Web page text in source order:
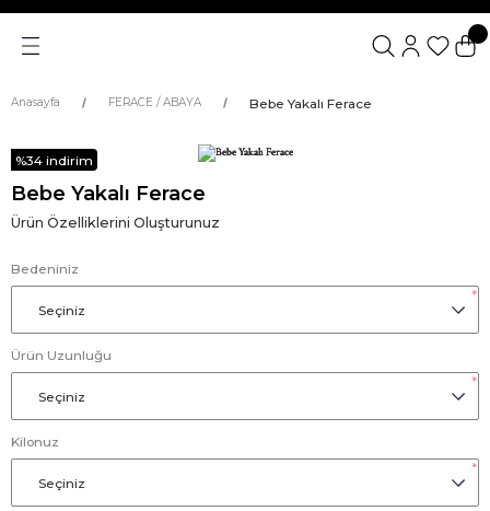
Anasayfa FERACE / ABAYA Bebe Yakalı Ferace
%34 indirim
Bebe Yakalı Ferace
Ürün Özelliklerini Oluşturunuz
Bedeniniz
*
Ürün Uzunluğu
*
Kilonuz
*